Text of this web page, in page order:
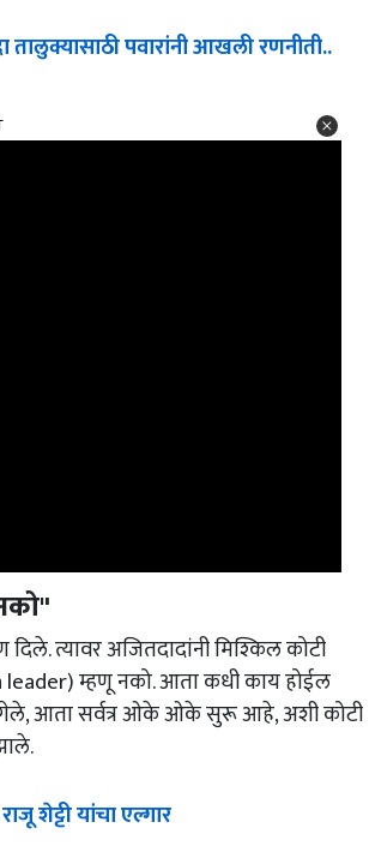
तालुक्यासाठी पवारांनी आखली रणनीती..
दिले. त्यावर अजितदादांनी मिश्किल कोटी
leader) म्हणू नको. आता कधी काय होईल
आता सर्वत्र ओके ओके सुरू आहे, अशी कोटी
शेट्टी यांचा एल्गार